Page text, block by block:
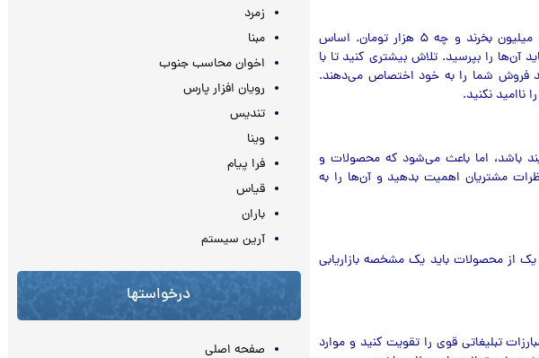
با همه خریدارانتان با احترام رفتار کنید؛ چه ۵۰ میلیون بخرند و چه ۵ هزار تومان. اساس
آن‌ها را بپرسید. تلاش بیشتری کنید تا با
خرج‌های گزاف می‌کنند، ارتباط برقرار کنید؛ آن‌ها ۸۰ درصد فروش شما را به خود اختصاص می‌دهند.
نکنید.
باشد، اما باعث می‌شود که محصولات و
مشتریان اهمیت بدهید و آن‌ها را به
یک از محصولات باید یک مشخصه بازاریابی
تبلیغاتی قوی را تقویت کنید و موارد
زمرد
مبنا
اخوان محاسب جنوب
رویان افزار پارس
تندیس
وینا
فرا پیام
قیاس
باران
آرین سیستم
درخواستها
صفحه اصلی